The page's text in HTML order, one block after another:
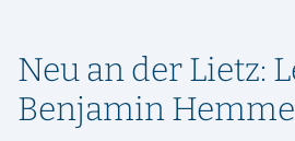
VIER GESPRÄCHE. VIER
Vier junge Menschen erzählen, was von
ALUMNI
FÖRDERVEREIN
PODCAST | LIETZ SPIEKEROOG
LIETZ IM TV
KOOPERATIONEN
KONTAKT & ANREISE
SPIEKEROOG
Neu an der Lietz:
Benjamin